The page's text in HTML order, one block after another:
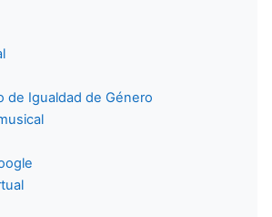
de Igualdad de Género